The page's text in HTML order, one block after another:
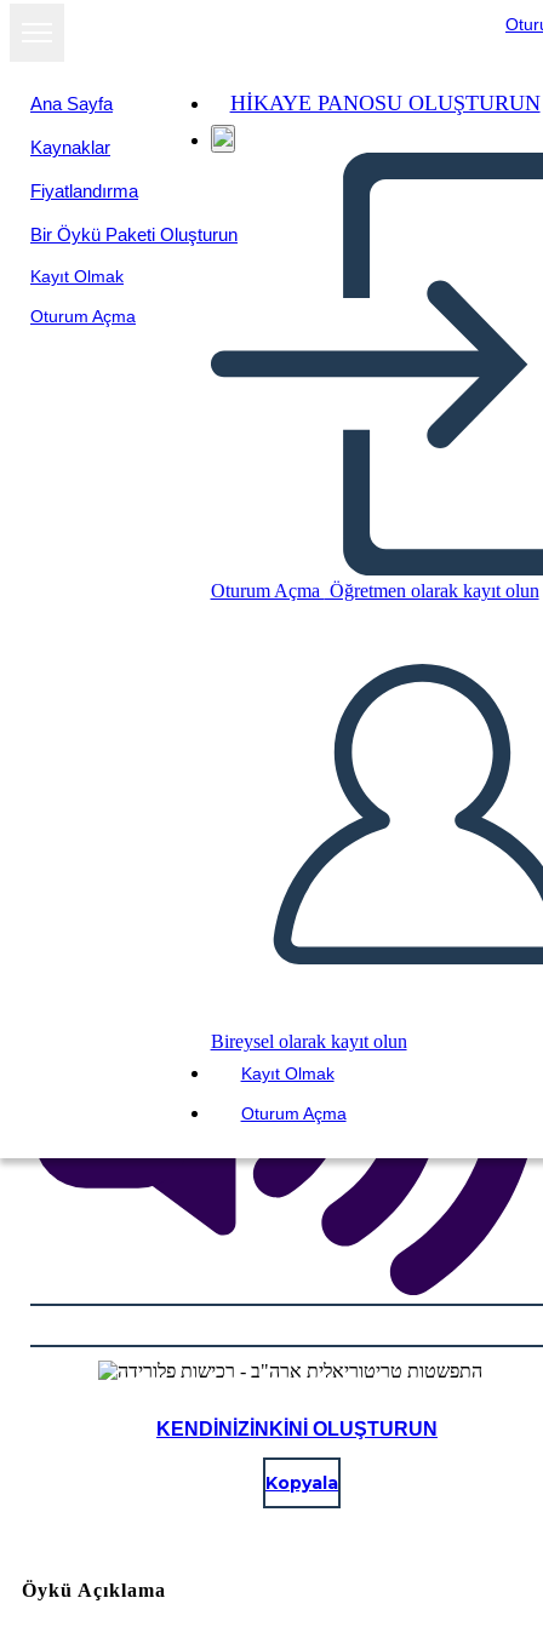
Ana Sayfa
Kaynaklar
Fiyatlandırma
Bir Öykü Paketi Oluşturun
Kayıt Olmak
Oturum Açma
HIKAYE PANOSU OLUŞTURUN
Oturum Açma Öğretmen olarak kayıt olun
Bireysel olarak kayıt olun
Kayıt Olmak
Oturum Açma
התפשטות טריטוריאלית ארה"ב -
רכישות פלורידה
Bu Öykü Panosunu kopyala
BİR HİKAYE PANOSU OLUŞTUR
SLAYT GÖSTERİSİNİ OYNAT
BENİ OKU
KENDINIZINKINI OLUŞTURUN
Kopyala
Öykü Açıklama